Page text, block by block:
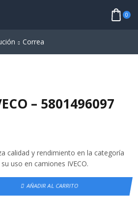
0
Correa
– 5801496097
calidad y rendimiento en la categoría
uso en camiones IVECO.
AÑADIR AL CARRITO